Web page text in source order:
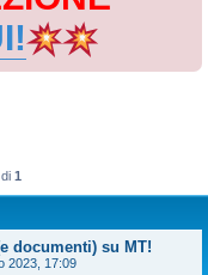
di 1
documenti) su MT!
2023, 17:09